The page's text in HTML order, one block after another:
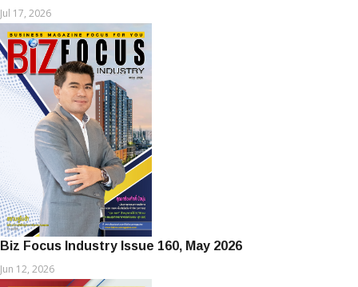
Jul 17, 2026
Biz Focus Industry Issue 160, May 2026
Jun 12, 2026